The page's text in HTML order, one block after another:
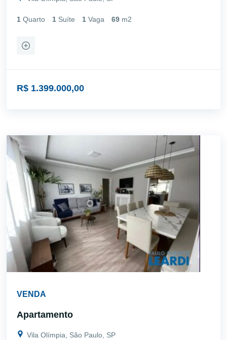
1 Quarto 1 Suíte 1 Vaga 69 m2
R$ 1.399.000,00
VENDA
Apartamento
Vila Olímpia, São Paulo, SP